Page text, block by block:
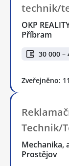
technik/
OKP
Příbram
30 000 –
Zveřejněno:
Technik/
Mechanika,
Prostějov